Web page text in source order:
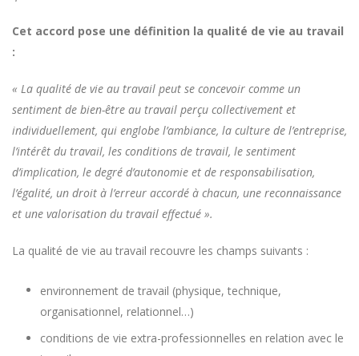
Cet accord pose une définition la qualité de vie au travail
:
« La qualité de vie au travail peut se concevoir comme un
sentiment de bien-être au travail perçu collectivement et
individuellement, qui englobe l’ambiance, la culture de l’entreprise,
l’intérêt du travail, les conditions de travail, le sentiment
d’implication, le degré d’autonomie et de responsabilisation,
l’égalité, un droit à l’erreur accordé à chacun, une reconnaissance
et une valorisation du travail effectué ».
La qualité de vie au travail recouvre les champs suivants :
environnement de travail (physique, technique,
organisationnel, relationnel…)
conditions de vie extra-professionnelles en relation avec le